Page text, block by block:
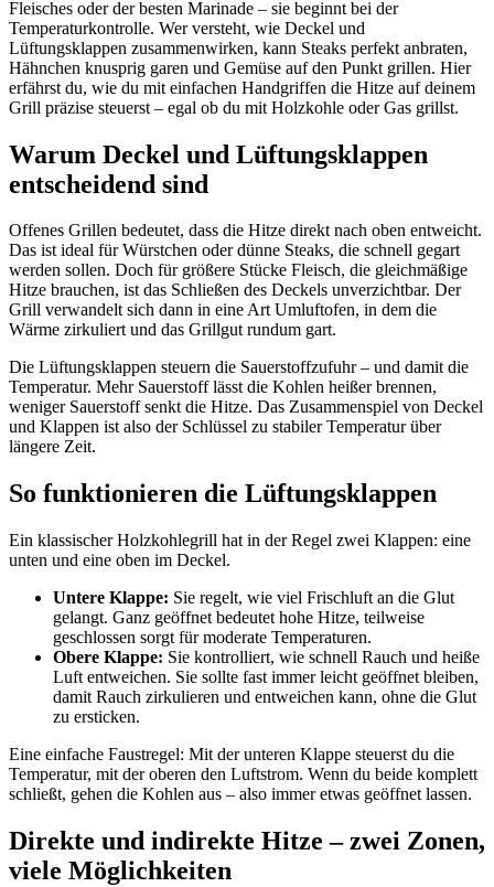
Fleisches oder der besten Marinade – sie beginnt bei der
Temperaturkontrolle. Wer versteht, wie Deckel und
Lüftungsklappen zusammenwirken, kann Steaks perfekt anbraten,
Hähnchen knusprig garen und Gemüse auf den Punkt grillen. Hier
erfährst du, wie du mit einfachen Handgriffen die Hitze auf deinem
Grill präzise steuerst – egal ob du mit Holzkohle oder Gas grillst.
Warum Deckel und Lüftungsklappen
entscheidend sind
Offenes Grillen bedeutet, dass die Hitze direkt nach oben entweicht.
Das ist ideal für Würstchen oder dünne Steaks, die schnell gegart
werden sollen. Doch für größere Stücke Fleisch, die gleichmäßige
Hitze brauchen, ist das Schließen des Deckels unverzichtbar. Der
Grill verwandelt sich dann in eine Art Umluftofen, in dem die
Wärme zirkuliert und das Grillgut rundum gart.
Die Lüftungsklappen steuern die Sauerstoffzufuhr – und damit die
Temperatur. Mehr Sauerstoff lässt die Kohlen heißer brennen,
weniger Sauerstoff senkt die Hitze. Das Zusammenspiel von Deckel
und Klappen ist also der Schlüssel zu stabiler Temperatur über
längere Zeit.
So funktionieren die Lüftungsklappen
Ein klassischer Holzkohlegrill hat in der Regel zwei Klappen: eine
unten und eine oben im Deckel.
Untere Klappe: Sie regelt, wie viel Frischluft an die Glut
gelangt. Ganz geöffnet bedeutet hohe Hitze, teilweise
geschlossen sorgt für moderate Temperaturen.
Obere Klappe: Sie kontrolliert, wie schnell Rauch und heiße
Luft entweichen. Sie sollte fast immer leicht geöffnet bleiben,
damit Rauch zirkulieren und entweichen kann, ohne die Glut
zu ersticken.
Eine einfache Faustregel: Mit der unteren Klappe steuerst du die
Temperatur, mit der oberen den Luftstrom. Wenn du beide komplett
schließt, gehen die Kohlen aus – also immer etwas geöffnet lassen.
Direkte und indirekte Hitze – zwei Zonen,
viele Möglichkeiten